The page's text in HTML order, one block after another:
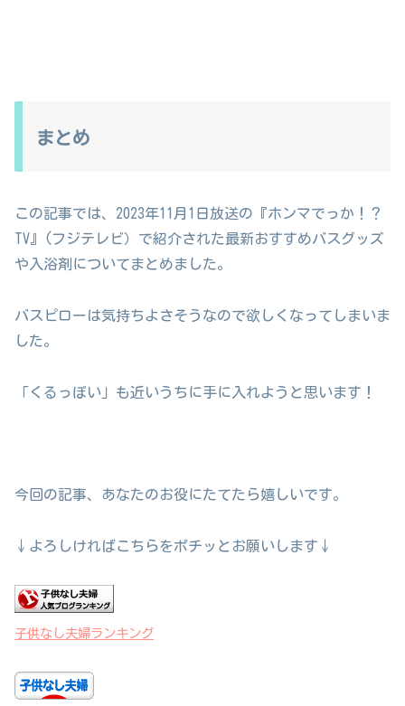
まとめ
この記事では、2023年11月1日放送の『ホンマでっか！？
TV』(フジテレビ）で紹介された最新おすすめバスグッズ
や入浴剤についてまとめました。
バスピローは気持ちよさそうなので欲しくなってしまいま
した。
「くるっぽい」も近いうちに手に入れようと思います！
今回の記事、あなたのお役にたてたら嬉しいです。
↓よろしければこちらをポチッとお願いします↓
子供なし夫婦ランキング